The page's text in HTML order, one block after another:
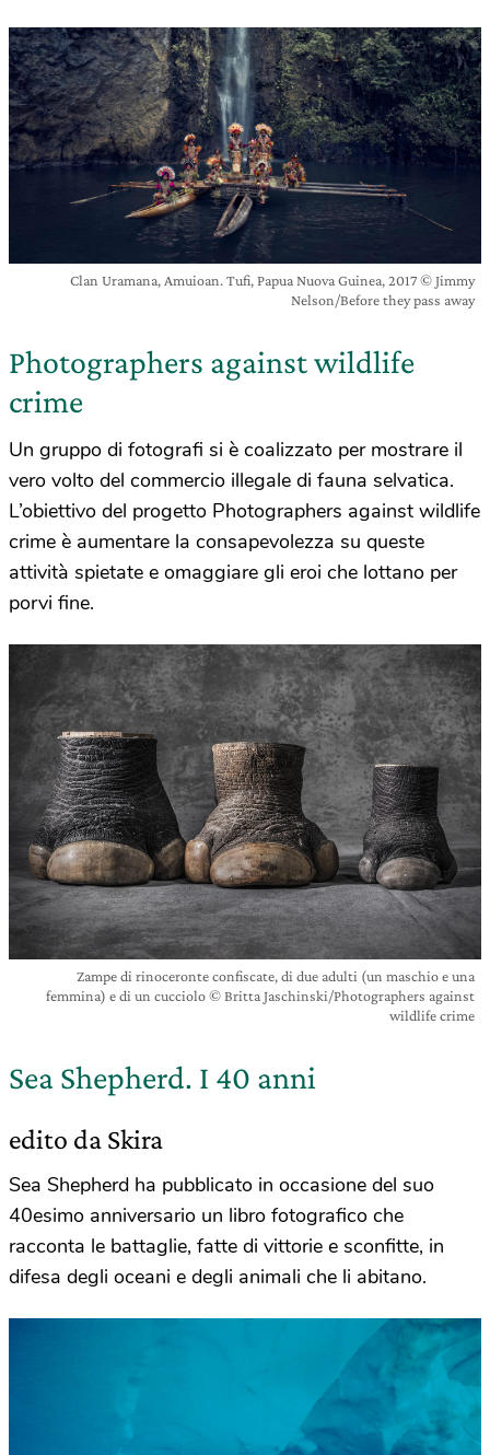
Clan Uramana, Amuioan. Tufi, Papua Nuova Guinea, 2017 © Jimmy
Nelson/Before they pass away
Photographers against wildlife
crime
Un gruppo di fotografi si è coalizzato per mostrare il
vero volto del commercio illegale di fauna selvatica.
L’obiettivo del progetto Photographers against wildlife
crime è aumentare la consapevolezza su queste
attività spietate e omaggiare gli eroi che lottano per
porvi fine.
Zampe di rinoceronte confiscate, di due adulti (un maschio e una
femmina) e di un cucciolo © Britta Jaschinski/Photographers against
wildlife crime
Sea Shepherd. I 40 anni
edito da Skira
Sea Shepherd ha pubblicato in occasione del suo
40esimo anniversario un libro fotografico che
racconta le battaglie, fatte di vittorie e sconfitte, in
difesa degli oceani e degli animali che li abitano.